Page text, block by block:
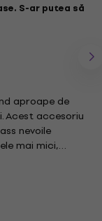
S-ar putea să
aproape de
Acest accesoriu
nevoile
mai mici,
sus (în poziția
stand...